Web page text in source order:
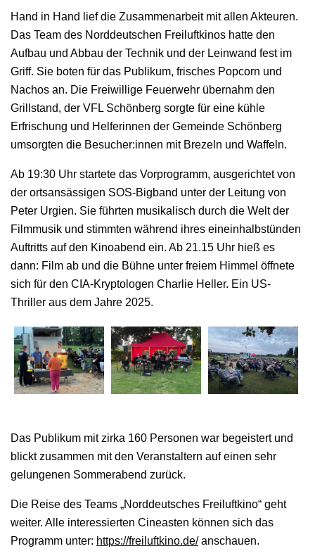
Hand in Hand lief die Zusammenarbeit mit allen Akteuren.
Das Team des Norddeutschen Freiluftkinos hatte den
Aufbau und Abbau der Technik und der Leinwand fest im
Griff. Sie boten für das Publikum, frisches Popcorn und
Nachos an. Die Freiwillige Feuerwehr übernahm den
Grillstand, der VFL Schönberg sorgte für eine kühle
Erfrischung und Helferinnen der Gemeinde Schönberg
umsorgten die Besucher:innen mit Brezeln und Waffeln.
Ab 19:30 Uhr startete das Vorprogramm, ausgerichtet von
der ortsansässigen SOS-Bigband unter der Leitung von
Peter Urgien. Sie führten musikalisch durch die Welt der
Filmmusik und stimmten während ihres eineinhalbstünden
Auftritts auf den Kinoabend ein. Ab 21.15 Uhr hieß es
dann: Film ab und die Bühne unter freiem Himmel öffnete
sich für den CIA-Kryptologen Charlie Heller. Ein US-
Thriller aus dem Jahre 2025.
Das Publikum mit zirka 160 Personen war begeistert und
blickt zusammen mit den Veranstaltern auf einen sehr
gelungenen Sommerabend zurück.
Die Reise des Teams „Norddeutsches Freiluftkino“ geht
weiter. Alle interessierten Cineasten können sich das
Programm unter: https://freiluftkino.de/anschauen.